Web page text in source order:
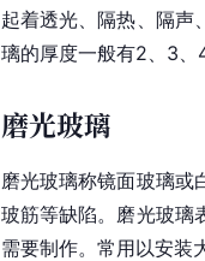
起着透光、隔热、隔声
璃的厚度一般有2、3
磨光玻璃
磨光玻璃称镜面玻璃或
玻筋等缺陷。磨光玻璃
需要制作。常用以安装